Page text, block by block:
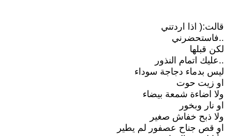
قالت:( اذا اردتني
..فاستحضرني
لكن قبلها
..عليك اتمام النذور
ليس بدماء دجاجة سوداء
او زيت حوت
ولا اضاءة شمعة بيضاء
او نار وبخور
ولا ذبح خفاش صغير
او قص جناح عصفور لم يطير